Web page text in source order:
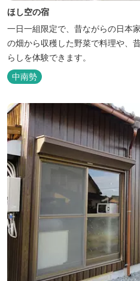
ほし空の宿
一日一組限定で、昔ながらの日本
の畑から収穫した野菜で料理や、
らしを体験できます。
中南勢